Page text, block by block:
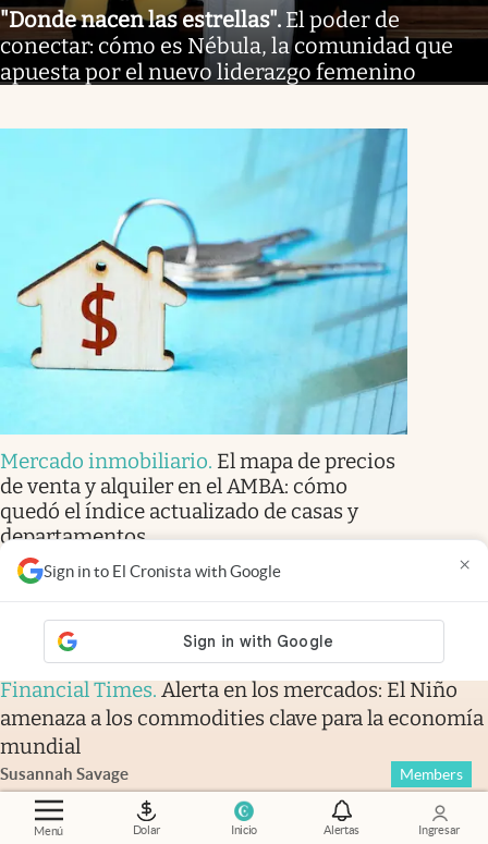
Menú Dolar Inicio Alertas Ingresar
Sign in to El Cronista with Google ×
"Donde nacen las estrellas". El poder de
conectar: cómo es Nébula, la comunidad que
apuesta por el nuevo liderazgo femenino
Mercado inmobiliario. El mapa de precios
de venta y alquiler en el AMBA: cómo
quedó el índice actualizado de casas y
departamentos
Alejandro Di Russo
Financial Times. Alerta en los mercados: El Niño
amenaza a los commodities clave para la economía
mundial
Susannah Savage Members